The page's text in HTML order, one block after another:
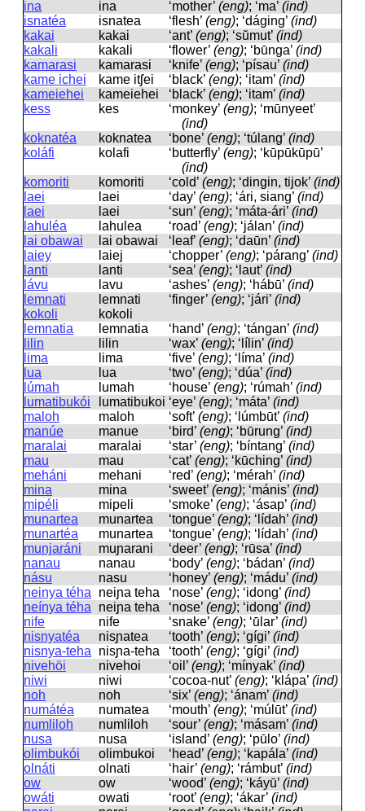
ina
ina ‘mother’ (eng); ‘ma’ (ind)
isnatéa
isnatea ‘flesh’ (eng); ‘dáging’ (ind)
kakai
kakai ‘ant’ (eng); ‘sŭmut’ (ind)
kakali
kakali ‘flower’ (eng); ‘būnga’ (ind)
kamarasi
kamarasi ‘knife’ (eng); ‘písau’ (ind)
kame ichei
kame itʃei ‘black’ (eng); ‘itam’ (ind)
kameiehei
kameiehei ‘black’ (eng); ‘itam’ (ind)
kess
kes ‘monkey’ (eng); ‘mūnyeet’
(ind)
koknatéa
koknatea ‘bone’ (eng); ‘túlang’ (ind)
koláfi
kolafi ‘butterfly’ (eng); ‘kūpūkūpū’
(ind)
komoriti
komoriti ‘cold’ (eng); ‘dingin, tijok’ (ind)
laei
laei ‘day’ (eng); ‘ári, siang’ (ind)
laei
laei ‘sun’ (eng); ‘máta-ári’ (ind)
lahuléa
lahulea ‘road’ (eng); ‘jálan’ (ind)
lai obawai
lai obawai ‘leaf’ (eng); ‘daūn’ (ind)
laiey
laiej ‘chopper’ (eng); ‘párang’ (ind)
lanti
lanti ‘sea’ (eng); ‘laut’ (ind)
lávu
lavu ‘ashes’ (eng); ‘hábū’ (ind)
lemnati
kokoli
lemnati
kokoli
‘finger’ (eng); ‘jári’ (ind)
lemnatia lemnatia ‘hand’ (eng); ‘tángan’ (ind)
lilin
lilin ‘wax’ (eng); ‘lílin’ (ind)
lima
lima ‘five’ (eng); ‘líma’ (ind)
lua
lua ‘two’ (eng); ‘dúa’ (ind)
lúmah
lumah ‘house’ (eng); ‘rúmah’ (ind)
lumatibukói
lumatibukoi ‘eye’ (eng); ‘máta’ (ind)
maloh
maloh ‘soft’ (eng); ‘lúmbūt’ (ind)
manúe
manue ‘bird’ (eng); ‘būrung’ (ind)
maralai
maralai ‘star’ (eng); ‘bíntang’ (ind)
mau
mau ‘cat’ (eng); ‘kūching’ (ind)
meháni
mehani ‘red’ (eng); ‘mérah’ (ind)
mina
mina ‘sweet’ (eng); ‘mánis’ (ind)
mipéli
mipeli ‘smoke’ (eng); ‘ásap’ (ind)
munartea
munartea ‘tongue’ (eng); ‘lídah’ (ind)
munartéa
munartea ‘tongue’ (eng); ‘lídah’ (ind)
munjaráni
muɲarani ‘deer’ (eng); ‘rūsa’ (ind)
nanau
nanau ‘body’ (eng); ‘bádan’ (ind)
násu
nasu ‘honey’ (eng); ‘mádu’ (ind)
neinya téha
neiɲa teha ‘nose’ (eng); ‘idong’ (ind)
neínya téha
neiɲa teha ‘nose’ (eng); ‘idong’ (ind)
nife
nife ‘snake’ (eng); ‘ū́lar’ (ind)
nisnyatéa
nisɲatea ‘tooth’ (eng); ‘gígi’ (ind)
nisnya-teha
nisɲa-teha ‘tooth’ (eng); ‘gígi’ (ind)
nivehöi
nivehoi ‘oil’ (eng); ‘mínyak’ (ind)
niwi
niwi ‘cocoa-nut’ (eng); ‘klápa’ (ind)
noh
noh ‘six’ (eng); ‘ánam’ (ind)
numátéa
numatea ‘mouth’ (eng); ‘múlūt’ (ind)
numliloh
numliloh ‘sour’ (eng); ‘másam’ (ind)
nusa
nusa ‘island’ (eng); ‘pūlo’ (ind)
olimbukói
olimbukoi ‘head’ (eng); ‘kapála’ (ind)
olnáti
olnati ‘hair’ (eng); ‘rámbut’ (ind)
ow
ow ‘wood’ (eng); ‘káyū’ (ind)
owáti
owati ‘root’ (eng); ‘ákar’ (ind)